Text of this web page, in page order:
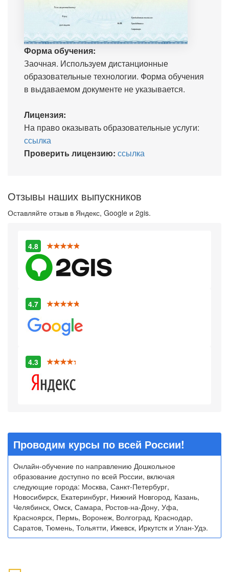
Форма обучения:
Заочная. Используем дистанционные
образовательные технологии. Форма обучения
в выдаваемом документе не указывается.
Лицензия:
На право оказывать образовательные услуги:
ссылка
Проверить лицензию: ссылка
Отзывы наших выпускников
Оставляйте отзыв в Яндекс, Google и 2gis.
4.8
4.7
4.3
Проводим курсы по всей России!
Онлайн-обучение по направлению Дошкольное
образование доступно по всей России, включая
следующие города: Москва, Санкт-Петербург,
Новосибирск, Екатеринбург, Нижний Новгород, Казань,
Челябинск, Омск, Самара, Ростов-на-Дону, Уфа,
Красноярск, Пермь, Воронеж, Волгоград, Краснодар,
Саратов, Тюмень, Тольятти, Ижевск, Иркутстк и Улан-Удэ.